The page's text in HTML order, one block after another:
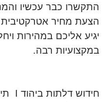
התקשרו כבר עכשיו
הצעת מחיר אטרקטיבית
יגיע אליכם במהירות
במקצועיות רבה.